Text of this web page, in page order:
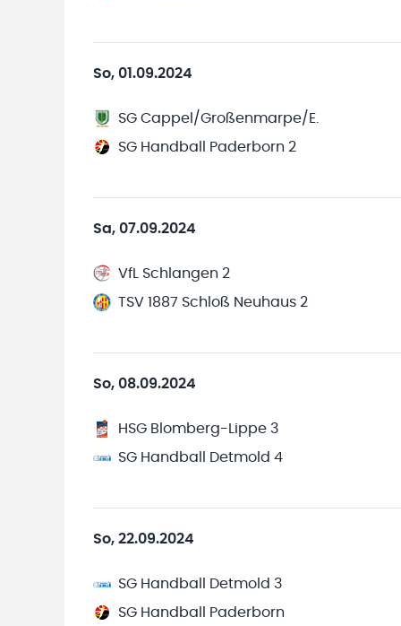
So, 01.09.2024
SG Cappel/Großenmarpe/E.
SG Handball Paderborn 2
Sa, 07.09.2024
VfL Schlangen 2
TSV 1887 Schloß Neuhaus 2
So, 08.09.2024
HSG Blomberg-Lippe 3
SG Handball Detmold 4
So, 22.09.2024
SG Handball Detmold 3
SG Handball Paderborn